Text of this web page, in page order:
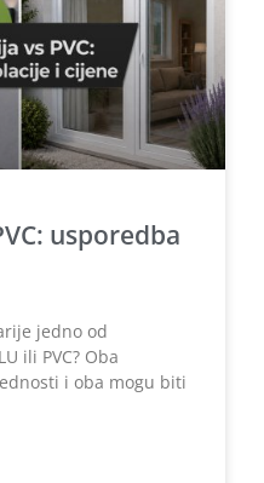
usporedba
jedno od
ili PVC? Oba
i oba mogu biti